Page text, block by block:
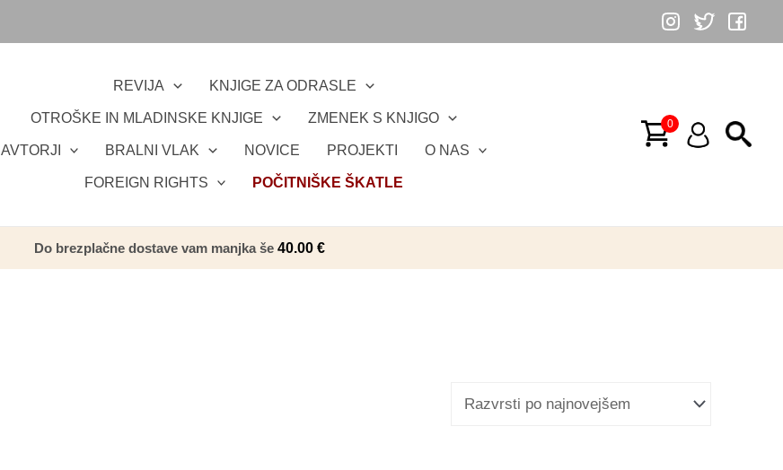
REVIJA KNJIGE ZA ODRASLE
OTROŠKE IN MLADINSKE KNJIGE ZMENEK S KNJIGO
AVTORJI BRALNI VLAK NOVICE PROJEKTI O NAS
FOREIGN RIGHTS POČITNIŠKE ŠKATLE
Do brezplačne dostave vam manjka še 40.00 €